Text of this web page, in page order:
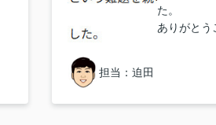
た。
ありがとう
担当：迫田